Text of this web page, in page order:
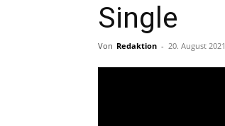
Single
Von Redaktion - 20. August 2021